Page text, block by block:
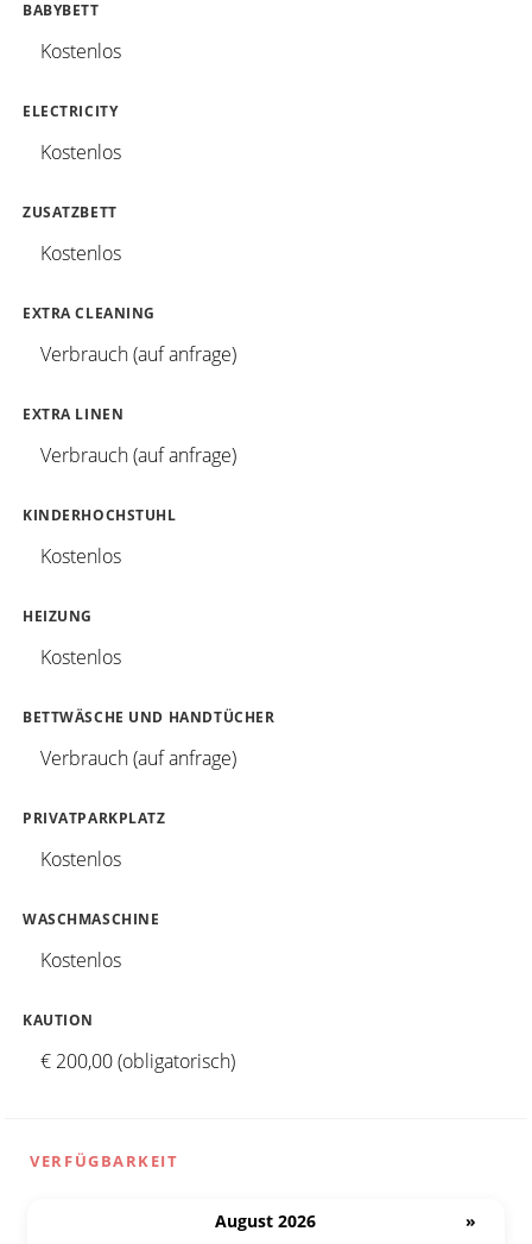
BABYBETT
Kostenlos
ELECTRICITY
Kostenlos
ZUSATZBETT
Kostenlos
EXTRA CLEANING
Verbrauch (auf anfrage)
EXTRA LINEN
Verbrauch (auf anfrage)
KINDERHOCHSTUHL
Kostenlos
HEIZUNG
Kostenlos
BETTWÄSCHE UND HANDTÜCHER
Verbrauch (auf anfrage)
PRIVATPARKPLATZ
Kostenlos
WASCHMASCHINE
Kostenlos
KAUTION
€ 200,00 (obligatorisch)
VERFÜGBARKEIT
August 2026
»